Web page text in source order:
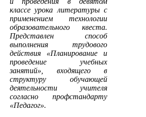
классе урока литературы с
применением технологии
образовательного квеста.
Представлен способ
выполнения трудового
действия «Планирование и
проведение учебных
занятий», входящего в
структуру обучающей
деятельности учителя
согласно профстандарту
«Педагог».